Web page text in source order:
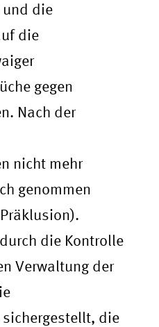
und die
die
gegen
Nach der
nicht mehr
genommen
die Kontrolle
Verwaltung der
die